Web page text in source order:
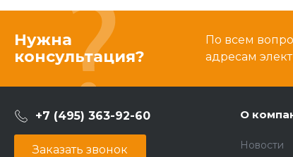
Нужна
консультация?
По всем
адресам
+7 (495) 363-92-60
Заказать звонок
О
Новости